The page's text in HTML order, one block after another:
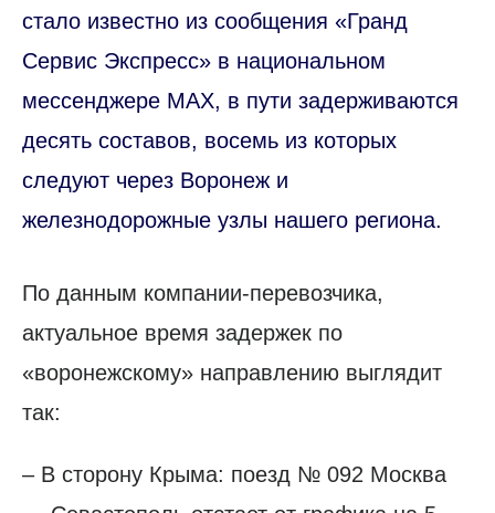
стало известно из сообщения «Гранд
Сервис Экспресс» в национальном
мессенджере MAX, в пути задерживаются
десять составов, восемь из которых
следуют через Воронеж и
железнодорожные узлы нашего региона.
По данным компании-перевозчика,
актуальное время задержек по
«воронежскому» направлению выглядит
так:
– В сторону Крыма: поезд № 092 Москва